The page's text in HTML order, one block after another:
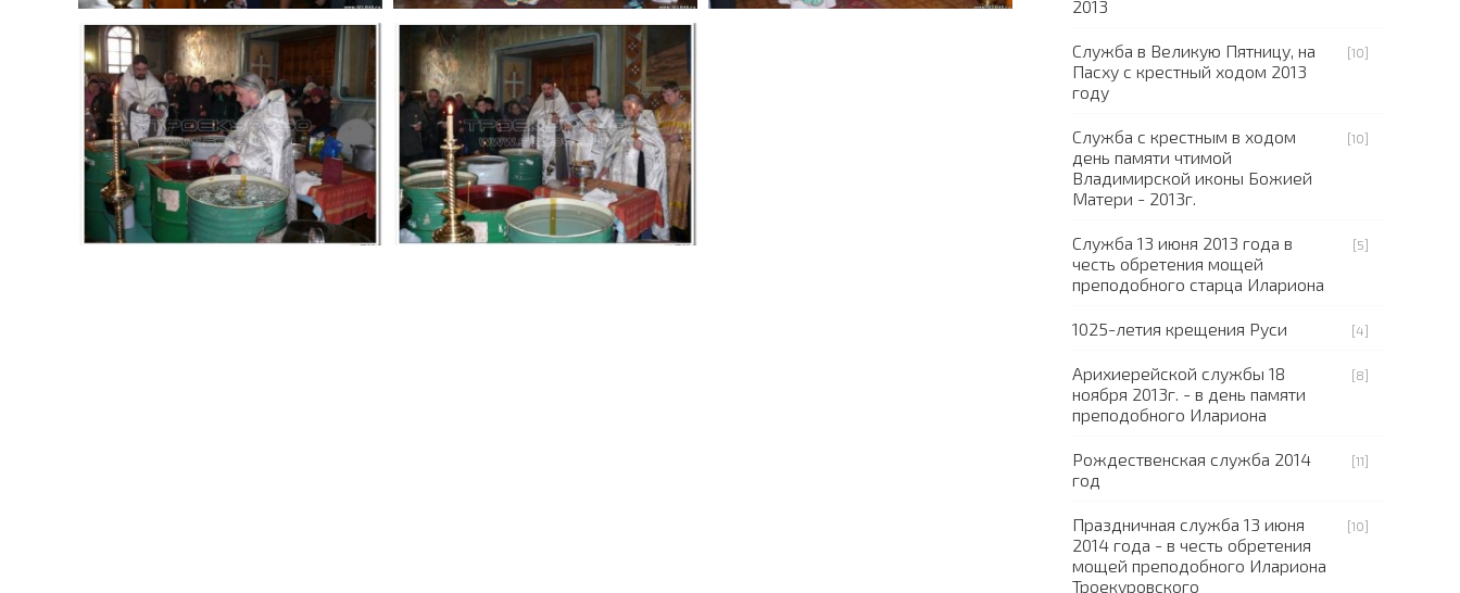
2013
Служба в Великую Пятницу, на
Пасху с крестный ходом 2013
году
[10]
Служба с крестным в ходом
день памяти чтимой
Владимирской иконы Божией
Матери - 2013г.
[10]
Служба 13 июня 2013 года в
честь обретения мощей
преподобного старца Илариона
[5]
1025-летия крещения Руси [4]
Арихиерейской службы 18
ноября 2013г. - в день памяти
преподобного Илариона
[8]
Рождественская служба 2014
год
[11]
Праздничная служба 13 июня
2014 года - в честь обретения
мощей преподобного Илариона
Троекуровского
[10]